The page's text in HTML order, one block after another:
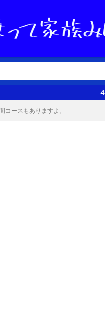
40代子持ちのクル
コースもありますよ。